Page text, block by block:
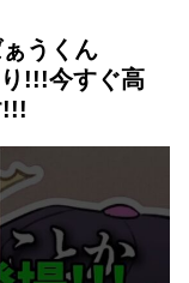
うくん
!!!今すぐ高
!!!